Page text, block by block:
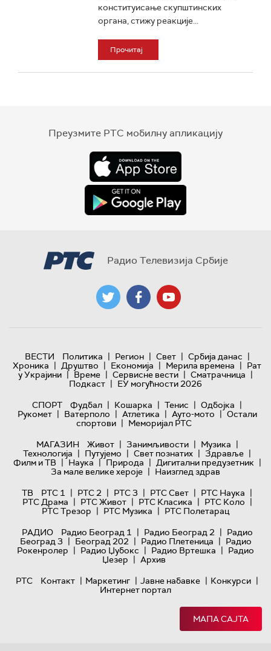
конституисање скупштинских
органа, стижу реакције...
Прочитај
Преузмите РТС мобилну апликацију
Радио Телевизија Србије
ВЕСТИ Политика | Регион | Свет | Србија данас |
Хроника | Друштво | Економија | Мерила времена | Рат
у Украјини | Време | Сервисне вести | Сматрачница |
Подкаст | ЕУ могућности 2026
СПОРТ
Фудбал | Кошарка | Тенис | Одбојка |
Рукомет | Ватерполо | Атлетика | Ауто-мото | Остали
спортови | Меморијал РТС
МАГАЗИН
Живот | Занимљивости | Музика |
Технологијa | Путујемо | Свет познатих | Здравље |
Филм и ТВ | Наука | Природа | Дигитални предузетник |
За мале велике хероје | Наизглед здрав
ТВ
РТС 1 | РТС 2 | РТС 3 | РТС Свет | РТС Наука |
РТС Драма | РТС Живот | РТС Класика | РТС Коло |
РТС Трезор | РТС Музика | РТС Полетарац
РАДИО
Радио Београд 1 | Радио Београд 2 | Радио
Београд 3 | Београд 202 | Радио Плетеница | Радио
Рокенролер | Радио Џубокс | Радио Вртешка | Радио
Џезер | Архив
РТС
Контакт | Маркетинг | Јавне набавке | Конкурси |
Интернет портал
МАПА САЈТА